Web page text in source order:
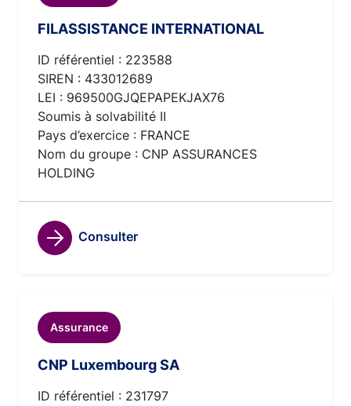
FILASSISTANCE INTERNATIONAL
ID référentiel : 223588
SIREN : 433012689
LEI : 969500GJQEPAPEKJAX76
Soumis à solvabilité II
Pays d’exercice : FRANCE
Nom du groupe : CNP ASSURANCES
HOLDING
Consulter
Assurance
CNP Luxembourg SA
ID référentiel : 231797